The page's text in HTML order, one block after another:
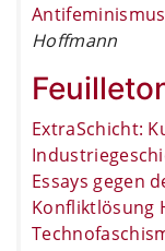
Hoffmann
ExtraSchicht:
Essays gegen
Konfliktlösung